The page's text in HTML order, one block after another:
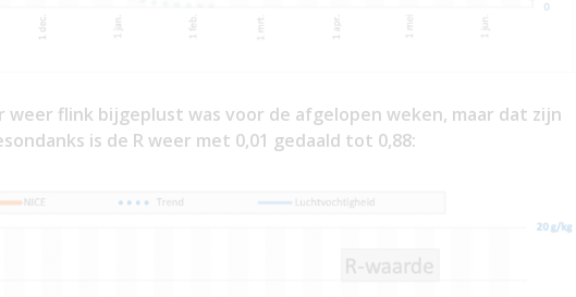
weer flink bijgeplust was voor de afgelopen weken, maar dat zijn
is de R weer met 0,01 gedaald tot 0,88: